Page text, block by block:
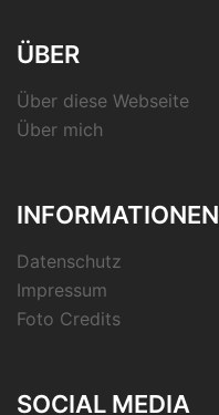
ÜBER
Über diese Webseite
Über mich
INFORMATIONEN
Datenschutz
Impressum
Foto Credits
SOCIAL MEDIA